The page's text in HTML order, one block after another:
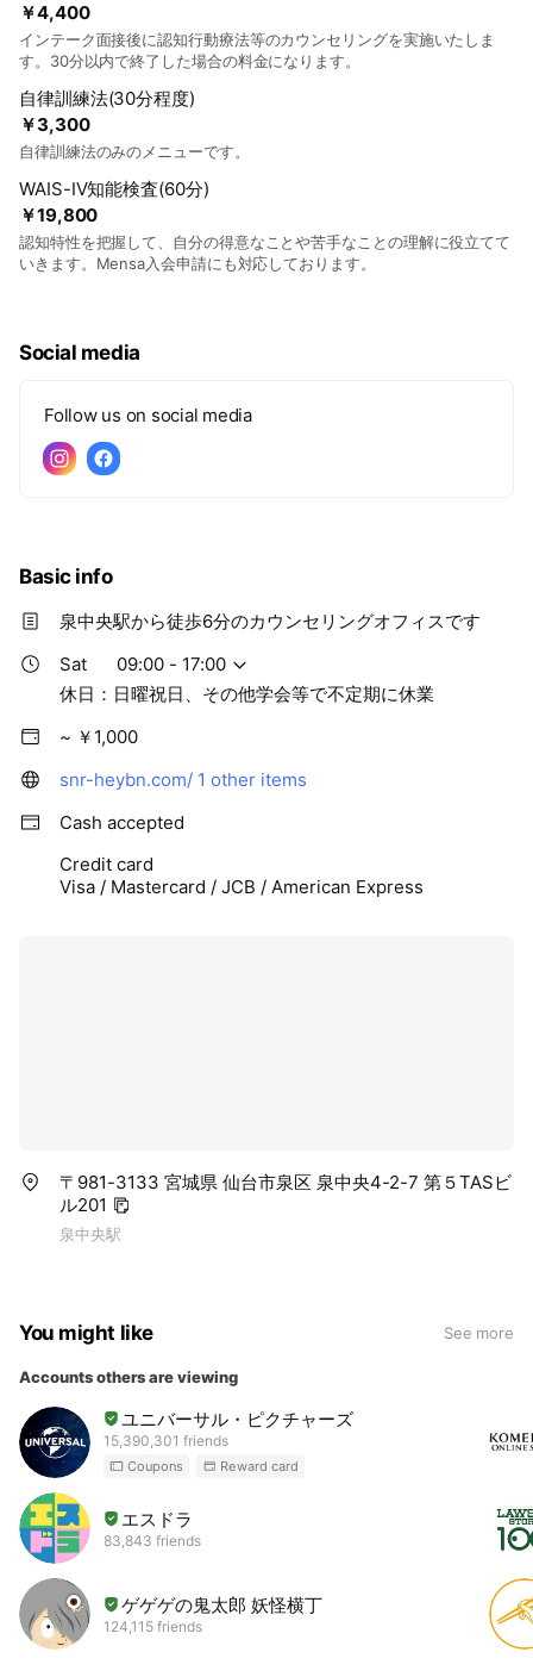
￥4,400
インテーク面接後に認知行動療法等のカウンセリングを実施いたしま
す。30分以内で終了した場合の料金になります。
￥3,300
自律訓練法(30分程度)
自律訓練法のみのメニューです。
￥19,800
WAIS-Ⅳ知能検査(60分)
認知特性を把握して、自分の得意なことや苦手なことの理解に役立てて
いきます。Mensa入会申請にも対応しております。
Social media
Follow us on social media
Basic info
泉中央駅から徒歩6分のカウンセリングオフィスです
Sat
09:00 - 17:00
休日：日曜祝日、その他学会等で不定期に休業
~ ￥1,000
snr-heybn.com/ 1 other items
Cash accepted
Credit card
Visa / Mastercard / JCB / American Express
〒981-3133 宮城県 仙台市泉区 泉中央4-2-7 第５TASビ
ル201
泉中央駅
You might like See more
Accounts others are viewing
ユニバーサル・ピクチャーズ
15,390,301 friends
Coupons Reward card
エスドラ
83,843 friends
ゲゲゲの鬼太郎 妖怪横丁
124,115 friends